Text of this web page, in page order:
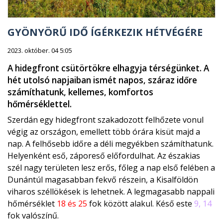
GYÖNYÖRŰ IDŐ ÍGÉRKEZIK HÉTVÉGÉRE
2023. október. 04 5:05
A hidegfront csütörtökre elhagyja térségünket. A
hét utolsó napjaiban ismét napos, száraz időre
számíthatunk, kellemes, komfortos
hőmérséklettel.
Szerdán egy hidegfront szakadozott felhőzete vonul
végig az országon, emellett több órára kisüt majd a
nap. A felhősebb időre a déli megyékben számíthatunk.
Helyenként eső, záporeső előfordulhat. Az északias
szél nagy területen lesz erős, főleg a nap első felében a
Dunántúl magasabban fekvő részein, a Kisalföldön
viharos széllökések is lehetnek. A legmagasabb nappali
hőmérséklet 18 és 25 fok között alakul. Késő este 9, 14
fok valószínű.